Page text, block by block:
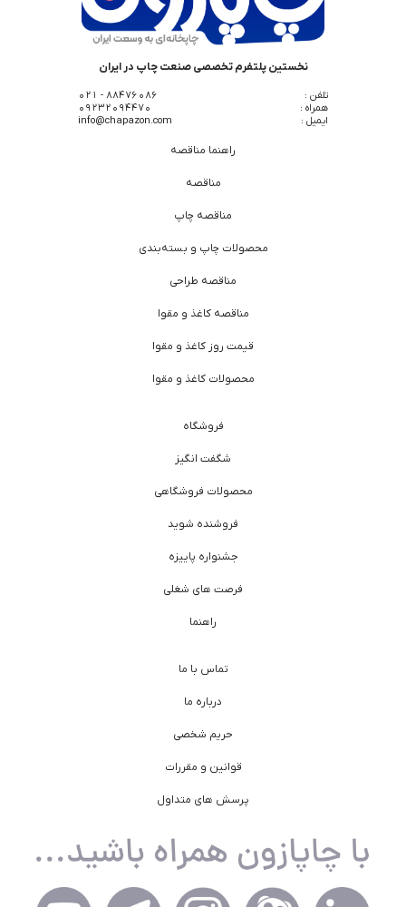
نخستین پلتفرم تخصصی صنعت چاپ در ایران
تلفن :
88476086 - 021
همراه :
09232094470
ایمیل :
info@chapazon.com
راهنما مناقصه
مناقصه
مناقصه چاپ
محصولات چاپ و بسته‌بندی
مناقصه طراحی
مناقصه کاغذ و مقوا
قیمت روز کاغذ و مقوا
محصولات کاغذ و مقوا
فروشگاه
شگفت انگیز
محصولات فروشگاهی
فروشنده شوید
جشنواره پاییزه
فرصت های شغلی
راهنما
تماس با ما
درباره ما
حریم شخصی
قوانین و مقررات
پرسش های متداول